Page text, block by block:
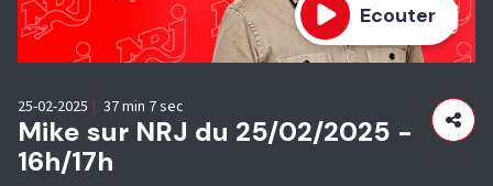
Ecouter
Mike sur NRJ du 25/02/2025 -
16h/17h
25-02-2025 | 37 min 7 sec